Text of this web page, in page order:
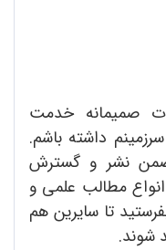
صمیمانه خدمت
داشته باشم.
ضمن نشر و گسترش
مطالب علمی و
تا سایرین هم
شوند.